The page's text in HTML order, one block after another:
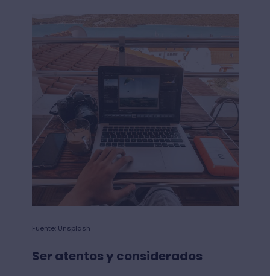
Fuente: Unsplash
Ser atentos y considerados